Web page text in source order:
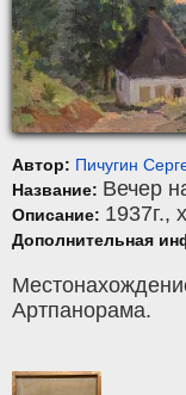
Автор: Пичугин
Название: Вечер
Описание: 1937г.,
Дополнительная
Артпанорама.